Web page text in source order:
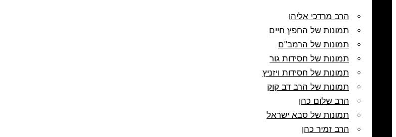
הרב מרדכי אליהו
תמונות של החפץ חיים
תמונות של הרמב"ם
תמונות של חסידות גור
תמונות של חסידות ויזניץ
תמונות של הרב דב קוק
הרב שלום כהן
תמונות של סבא ישראל
הרב זמיר כהן